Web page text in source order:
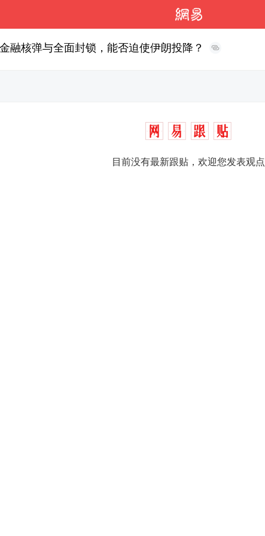
融核弹与全面封锁，能否迫使伊朗投降？
目前没有最新跟贴，欢迎您发表观点